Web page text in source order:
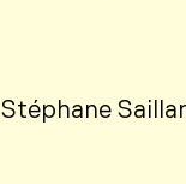
Stéphane